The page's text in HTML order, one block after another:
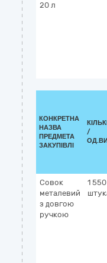
20 л
КОНКРЕТНА
НАЗВА
ПРЕДМЕТА
ЗАКУПІВЛІ
/
Совок
металевий
з довгою
ручкою
1 550